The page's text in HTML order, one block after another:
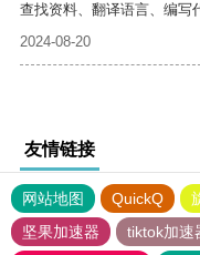
查找资料、翻译语言、编写
2024-08-20
友情链接
网站地图 QuickQ
坚果加速器
tiktok加速